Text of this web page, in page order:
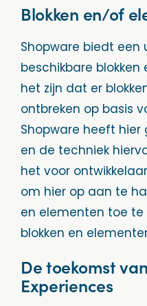
Blokken en/of
Shopware biedt
beschikbare
het zijn dat er
ontbreken op basis
Shopware heeft
en de techniek
het voor
om hier op aan te
en elementen toe
blokken en
De toekomst
Experiences